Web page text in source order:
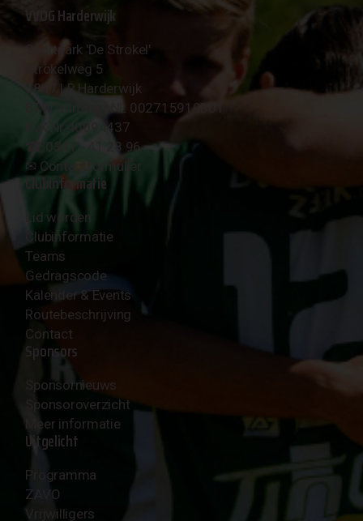
VVOG Harderwijk
Sportpark 'De Strokel'
Strokelweg 5
3847 LR Harderwijk
BTW Nummer NL 002715910B01
KvK Nr 40094437
☎︎ 0341 - 41 28 96
✉︎ Contactformulier
Clubinformatie
Lid worden
Clubinformatie
Teams
Gedragscode
Kalender & Events
Routebeschrijving
Contact
Sponsors
Sponsornieuws
Sponsoroverzicht
Meer informatie
Uitgelicht
Programma
ZAVO
Vrijwilligers